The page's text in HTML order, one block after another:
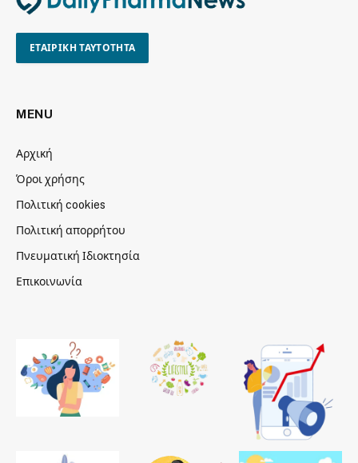
ΕΤΑΙΡΙΚΗ ΤΑΥΤΟΤΗΤΑ
MENU
Αρχική
Όροι χρήσης
Πολιτική cookies
Πολιτική απορρήτου
Πνευματική Ιδιοκτησία
Επικοινωνία